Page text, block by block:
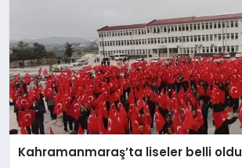
Kahramanmaraş’ta liseler belli oldu